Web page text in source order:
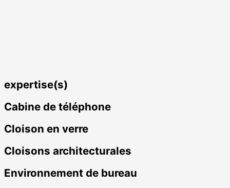
expertise(s)
Cabine de téléphone
Cloison en verre
Cloisons architecturales
Environnement de bureau